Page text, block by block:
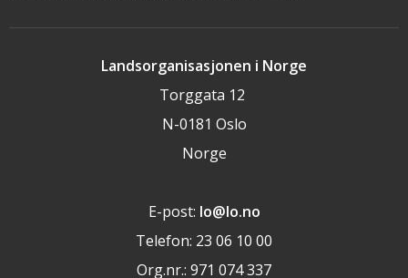
Landsorganisasjonen i Norge
Torggata 12
N-0181 Oslo
Norge
E-post: lo@lo.no
Telefon: 23 06 10 00
Org.nr.: 971 074 337